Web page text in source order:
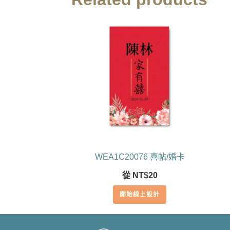
WEA1C20076 喜帖/婚卡
從 NT$20
開始線上設計